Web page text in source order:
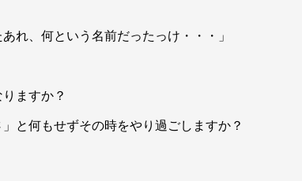
れ、何という名前だったっけ・・・」
ますか？
と何もせずその時をやり過ごしますか？